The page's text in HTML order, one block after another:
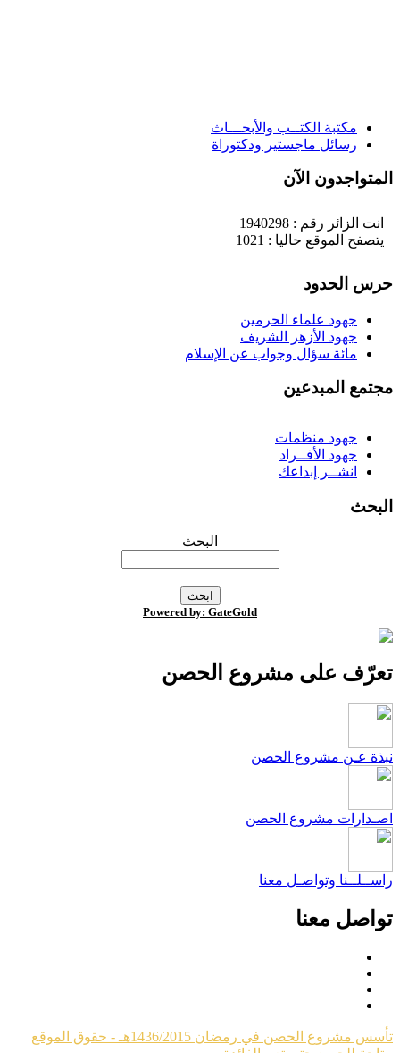
مكتبة الكتــب والأبحـــاث
رسائل ماجستير ودكتوراة
الآن
انت الزائر رقم : 1940298
يتصفح الموقع حاليا : 1021
الحدود
جهود علماء الحرمين
جهود الأزهر الشريف
مائة سؤال وجواب عن الإسلام
المبدعين
جهود منظمات
جهود الأفــراد
انشــر إبداعك
البحث
Powered by: GateGold
على مشروع الحصن
عـن مشروع الحصن
مشروع الحصن
وتواصـل معنا
معنا
تأسس مشروع الحصن في رمضان 1436/2015هـ - حقوق الموقع